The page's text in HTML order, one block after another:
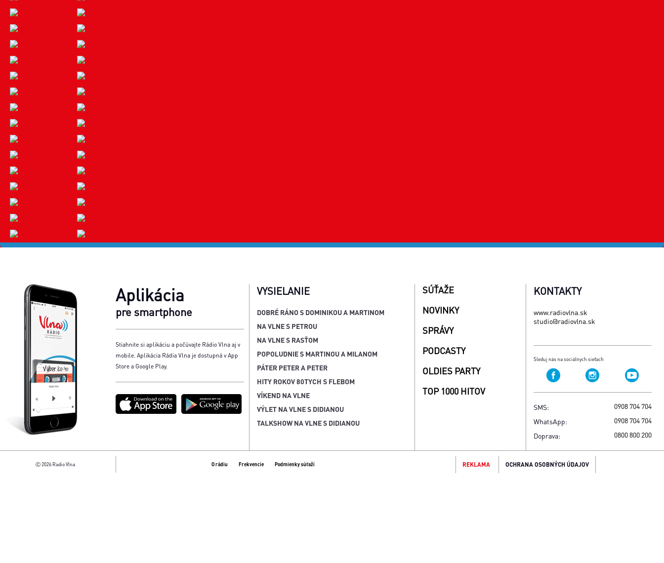
Aplikácia
pre smartphone
Stiahnite si aplikáciu a počúvajte Rádio Vlna aj v
mobile. Aplikácia Rádia Vlna je dostupná v App
Store a Google Play.
VYSIELANIE
DOBRÉ RÁNO S DOMINIKOU A MARTINOM
NA VLNE S PETROU
NA VLNE S RASŤOM
POPOLUDNIE S MARTINOU A MILANOM
PÁTER PETER A PETER
HITY ROKOV 80TYCH S FLEBOM
VÍKEND NA VLNE
VÝLET NA VLNE S DIDIANOU
TALKSHOW NA VLNE S DIDIANOU
SÚŤAŽE
NOVINKY
SPRÁVY
PODCASTY
OLDIES PARTY
TOP 1000 HITOV
KONTAKTY
www.radiovlna.sk
studio@radiovlna.sk
Sleduj nás na sociálnych sieťach
SMS:
0908 704 704
WhatsApp:
0908 704 704
Doprava:
0800 800 200
Ⓒ 2026 Radio Vlna O rádiu Frekvencie Podmienky súťaží REKLAMA OCHRANA OSOBNÝCH ÚDAJOV